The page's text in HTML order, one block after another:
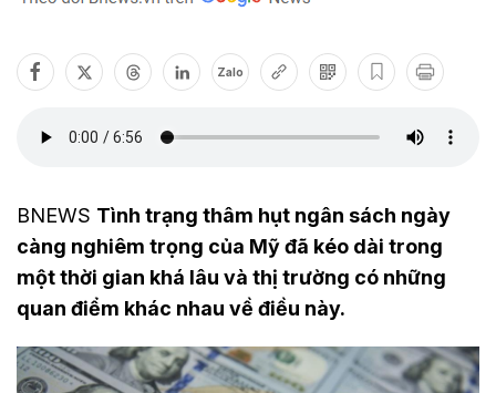
Zalo
BNEWS Tình trạng thâm hụt ngân sách ngày
càng nghiêm trọng của Mỹ đã kéo dài trong
một thời gian khá lâu và thị trường có những
quan điểm khác nhau về điều này.